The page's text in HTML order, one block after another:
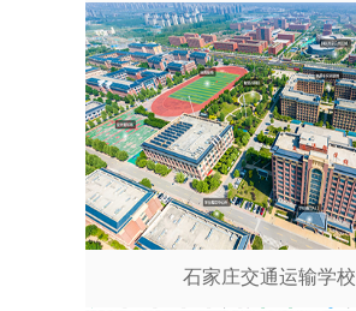
石家庄交通运输学校